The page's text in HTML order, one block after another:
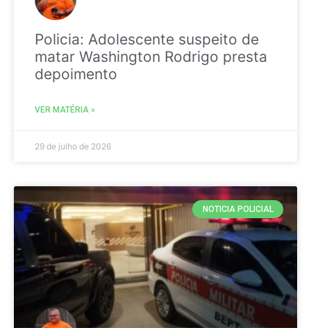
Policia: Adolescente suspeito de
matar Washington Rodrigo presta
depoimento
VER MATÉRIA »
29 de julho de 2026
NOTICIA POLICIAL